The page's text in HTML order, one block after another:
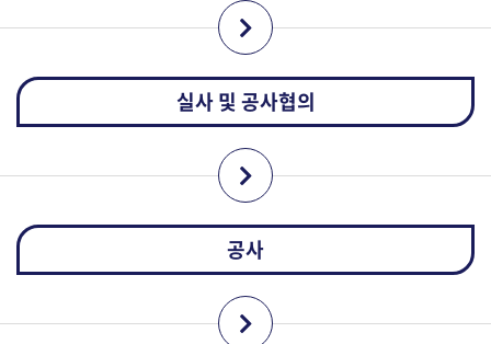
실사 및 공사협의
공사